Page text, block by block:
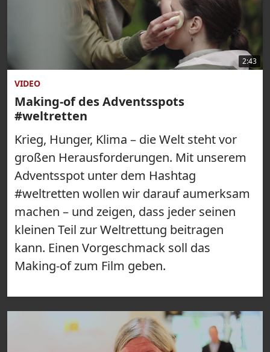
2:43
VIDEO
Making-of des Adventsspots
#weltretten
Krieg, Hunger, Klima – die Welt steht vor
großen Herausforderungen. Mit unserem
Adventsspot unter dem Hashtag
#weltretten wollen wir darauf aumerksam
machen – und zeigen, dass jeder seinen
kleinen Teil zur Weltrettung beitragen
kann. Einen Vorgeschmack soll das
Making-of zum Film geben.